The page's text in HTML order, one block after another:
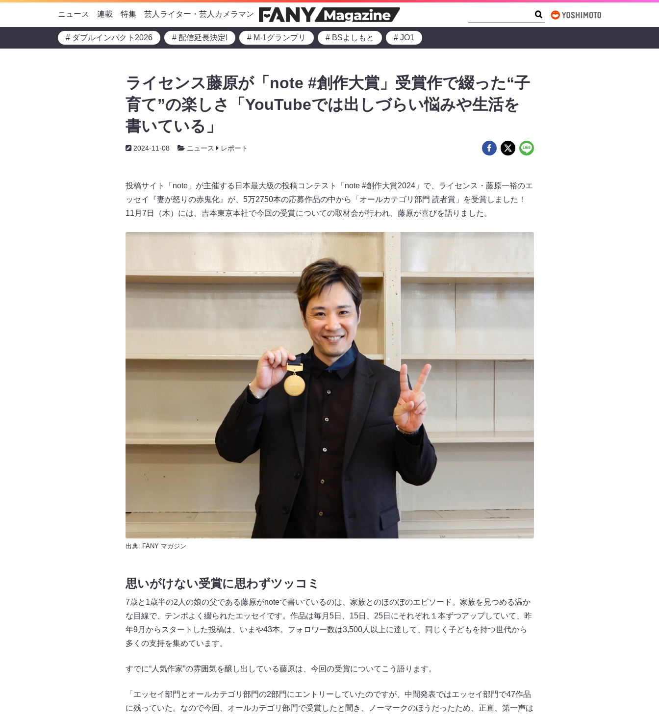
ニュース 連載 特集 芸人ライター・芸人カメラマン
# ダブルインパクト2026 # 配信延長決定! # M-1グランプリ # BSよしもと # JO1
ライセンス藤原が「note #創作大賞」受賞作で綴った“子
育て”の楽しさ「YouTubeでは出しづらい悩みや生活を
書いている」
2024-11-08 ニュース レポート
投稿サイト「note」が主催する日本最大級の投稿コンテスト「note #創作大賞2024」で、ライセンス・藤原一裕のエ
ッセイ『妻が怒りの赤鬼化』が、5万2750本の応募作品の中から「オールカテゴリ部門 読者賞」を受賞しました！
11月7日（木）には、吉本東京本社で今回の受賞についての取材会が行われ、藤原が喜びを語りました。
出典: FANY マガジン
思いがけない受賞に思わずツッコミ
7歳と1歳半の2人の娘の父である藤原がnoteで書いているのは、家族とのほのぼのエピソード。家族を見つめる温か
な目線で、テンポよく綴られたエッセイです。作品は毎月5日、15日、25日にそれぞれ１本ずつアップしていて、昨
年9月からスタートした投稿は、いまや43本。フォロワー数は3,500人以上に達して、同じく子どもを持つ世代から
多くの支持を集めています。
すでに“人気作家”の雰囲気を醸し出している藤原は、今回の受賞についてこう語ります。
「エッセイ部門とオールカテゴリ部門の2部門にエントリーしていたのですが、中間発表ではエッセイ部門で47作品
に残っていた。なので今回、オールカテゴリ部門で受賞したと聞き、ノーマークのほうだったため、正直、第一声は